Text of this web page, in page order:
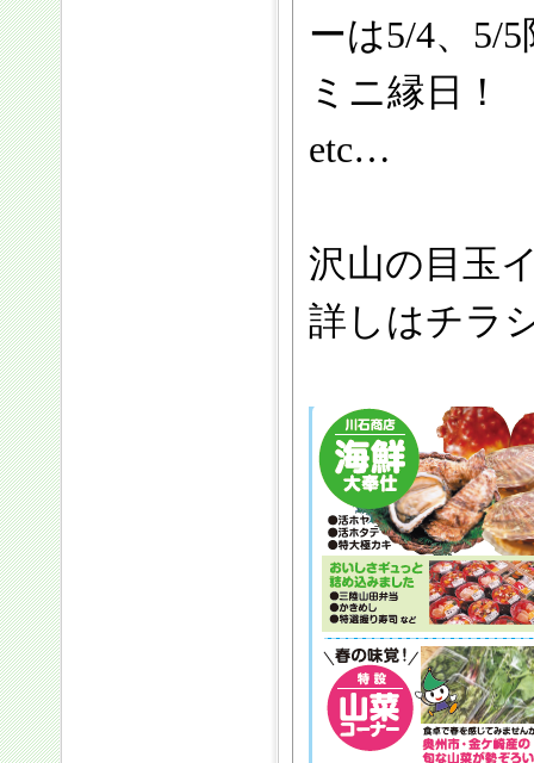
ーは5/4、5/
ミニ縁日
etc…
沢山の目玉
詳しはチラ